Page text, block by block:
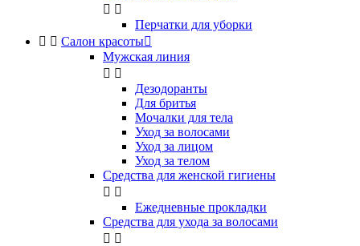
 
Перчатки для уборки
  Салон красоты
Мужская линия
 
Дезодоранты
Для бритья
Мочалки для тела
Уход за волосами
Уход за лицом
Уход за телом
Средства для женской гигиены
 
Ежедневные прокладки
Средства для ухода за волосами
 